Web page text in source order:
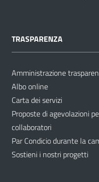
TRASPARENZA
Amministrazione
Albo online
Carta dei servizi
Proposte di agevolazioni
collaboratori
Par Condicio durante la
Sostieni i nostri progetti